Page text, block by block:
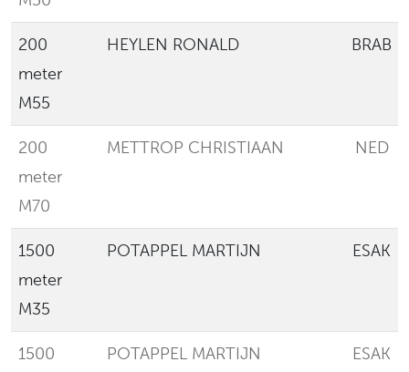
200
meter
M55
HEYLEN RONALD BRAB
200
meter
M70
METTROP CHRISTIAAN NED
1500
meter
M35
POTAPPEL MARTIJN ESAK
1500
POTAPPEL MARTIJN ESAK